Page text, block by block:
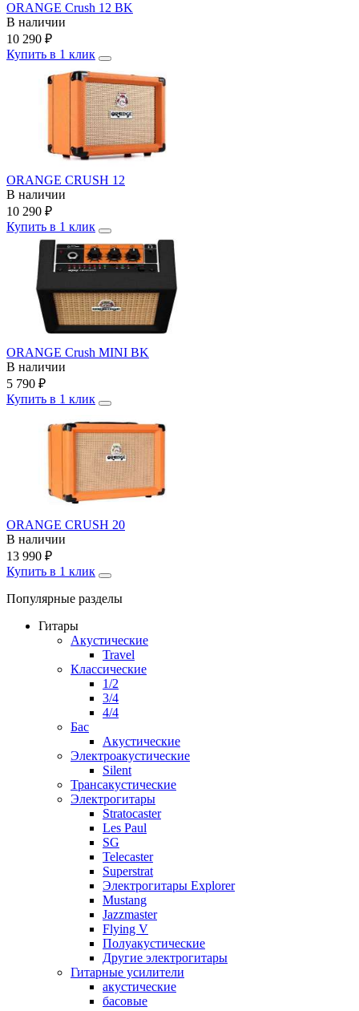
ORANGE Crush 12 BK
В наличии
10 290 ₽
Купить в 1 клик
ORANGE CRUSH 12
В наличии
10 290 ₽
Купить в 1 клик
ORANGE Crush MINI BK
В наличии
5 790 ₽
Купить в 1 клик
ORANGE CRUSH 20
В наличии
13 990 ₽
Купить в 1 клик
Популярные разделы
Гитары
Акустические
Travel
Классические
1/2
3/4
4/4
Бас
Акустические
Электроакустические
Silent
Трансакустические
Электрогитары
Stratocaster
Les Paul
SG
Telecaster
Superstrat
Электрогитары Explorer
Mustang
Jazzmaster
Flying V
Полуакустические
Другие электрогитары
Гитарные усилители
акустические
басовые